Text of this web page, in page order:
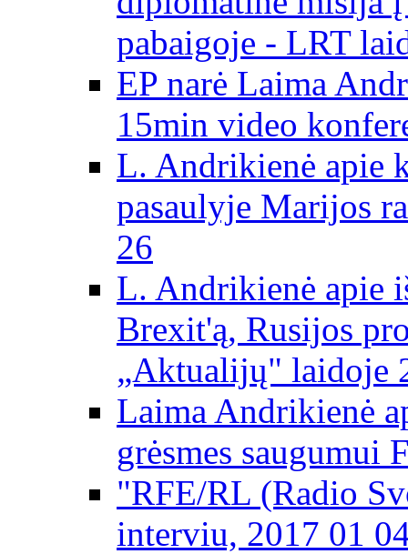
pabaigoje - LRT
EP narė Laima
15min video
L. Andrikienė apie
pasaulyje Marijos
26
L. Andrikienė apie
Brexit'ą, Rusijos
„Aktualijų" laidoje
Laima Andrikienė
grėsmes saugumui
"RFE/RL (Radio
interviu, 2017 01